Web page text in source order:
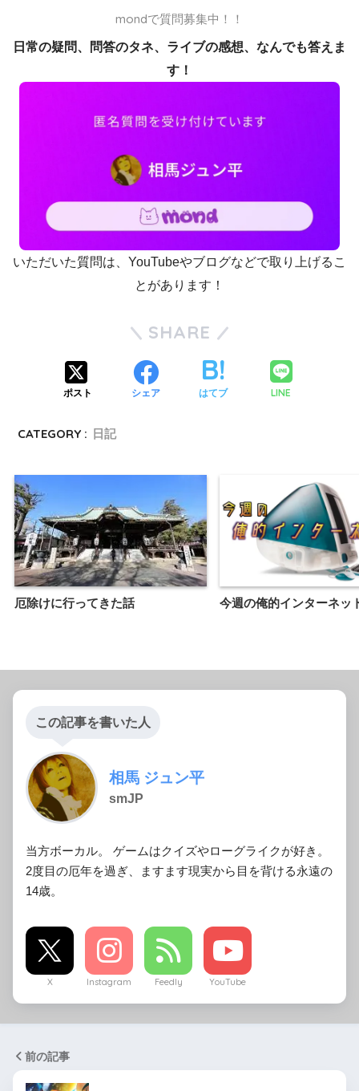
mondで質問募集中！！
日常の疑問、問答のタネ、ライブの感想、なんでも答えま
す！
いただいた質問は、YouTubeやブログなどで取り上げるこ
とがあります！
SHARE
ポスト シェア はてブ LINE
CATEGORY : 日記
厄除けに行ってきた話 今週の俺的インターネッ
この記事を書いた人
相馬 ジュン平
smJP
当方ボーカル。 ゲームはクイズやローグライクが好き。
2度目の厄年を過ぎ、ますます現実から目を背ける永遠の
14歳。
X Instagram Feedly YouTube
前の記事